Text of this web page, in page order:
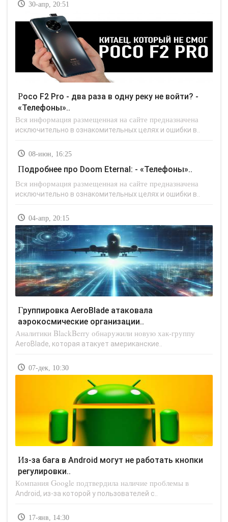
30-апр, 20:51
Poco F2 Pro - два раза в одну реку не войти? -
«Телефоны»..
Вся информация размещенная на сайте предназначена
исключительно в ознакомительных целях и ошибки в..
08-июн, 16:25
Подробнее про Doom Eternal: - «Телефоны»..
Вся информация размещенная на сайте предназначена
исключительно в ознакомительных целях и ошибки в..
04-апр, 20:15
Группировка AeroBlade атаковала
аэрокосмические организации..
Аналитики BlackBerry обнаружили новую хак-группу
AeroBlade, которая атакует американские..
07-дек, 10:30
Из-за бага в Android могут не работать кнопки
регулировки..
Компания Google подтвердила наличие проблемы в
Android, из-за которой у пользователей с..
17-янв, 14:30